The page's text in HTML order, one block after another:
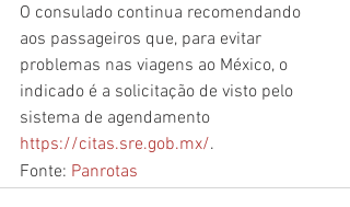
O consulado continua recomendando
aos passageiros que, para evitar
problemas nas viagens ao México, o
indicado é a solicitação de visto pelo
sistema de agendamento
https://citas.sre.gob.mx/.
Fonte: Panrotas